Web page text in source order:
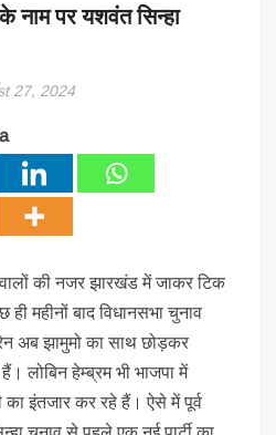
नाम पर यशवंत सिन्हा
27, 2024
की नजर झारखंड में जाकर टिक
महीनों बाद विधानसभा चुनाव
अब झामुमो का साथ छोड़कर
लोबिन हेम्ब्रम भी भाजपा में
का इंतजार कर रहे हैं। ऐसे में पूर्व